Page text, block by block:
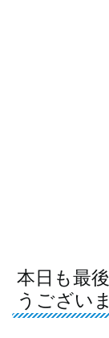
本日も最
うござい